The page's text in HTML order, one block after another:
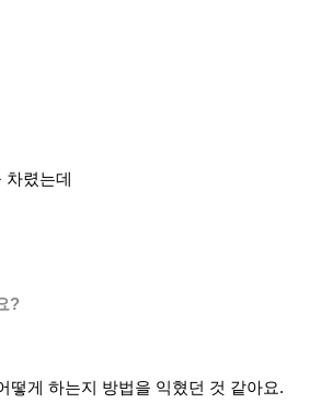
렸는데
?
떻게 하는지 방법을 익혔던 것 같아요.